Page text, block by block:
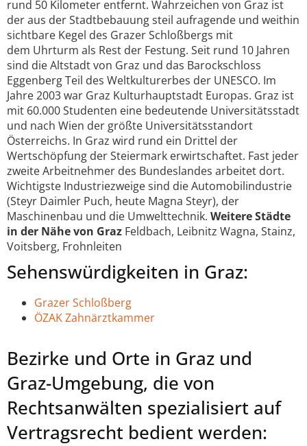
rund 50 Kilometer entfernt. Wahrzeichen von Graz ist
der aus der Stadtbebauung steil aufragende und weithin
sichtbare Kegel des Grazer Schloßbergs mit
dem Uhrturm als Rest der Festung. Seit rund 10 Jahren
sind die Altstadt von Graz und das Barockschloss
Eggenberg Teil des Weltkulturerbes der UNESCO. Im
Jahre 2003 war Graz Kulturhauptstadt Europas. Graz ist
mit 60.000 Studenten eine bedeutende Universitätsstadt
und nach Wien der größte Universitätsstandort
Österreichs. In Graz wird rund ein Drittel der
Wertschöpfung der Steiermark erwirtschaftet. Fast jeder
zweite Arbeitnehmer des Bundeslandes arbeitet dort.
Wichtigste Industriezweige sind die Automobilindustrie
(Steyr Daimler Puch, heute Magna Steyr), der
Maschinenbau und die Umwelttechnik. Weitere Städte
in der Nähe von Graz Feldbach, Leibnitz Wagna, Stainz,
Voitsberg, Frohnleiten
Sehenswürdigkeiten in Graz:
Grazer Schloßberg
ÖZAK Zahnärztkammer
Bezirke und Orte in Graz und
Graz-Umgebung, die von
Rechtsanwälten spezialisiert auf
Vertragsrecht bedient werden: